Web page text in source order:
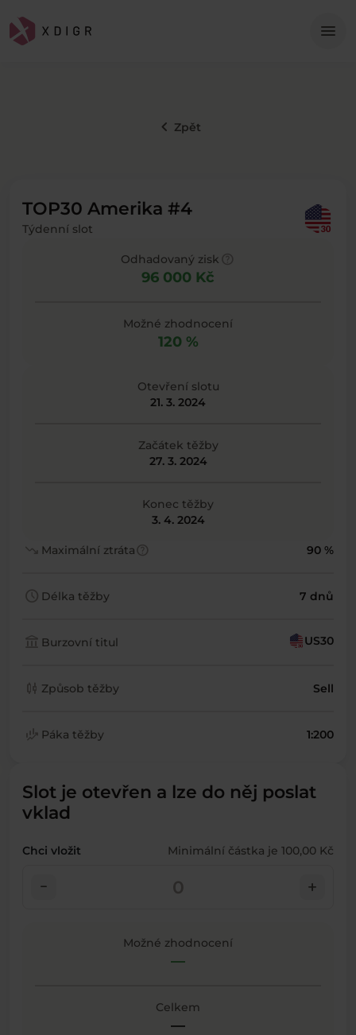
menu
keyboard_arrow_left Zpět
TOP30 Amerika #4
Týdenní slot
Odhadovaný zisk
96 000 Kč
Možné zhodnocení
120 %
Otevření slotu
21. 3. 2024
Začátek těžby
27. 3. 2024
Konec těžby
3. 4. 2024
trending_down Maximální ztrátahelp 90 %
schedule Délka těžby 7 dnů
account_balance Burzovní titul US30
candlestick_chart Způsob těžby Sell
finance_mode Páka těžby 1:200
Slot je otevřen a lze do něj poslat
vklad
Chci vložit Minimální částka je 100,00 Kč
check_indeterminate_small add
Možné zhodnocení
—
Celkem
—